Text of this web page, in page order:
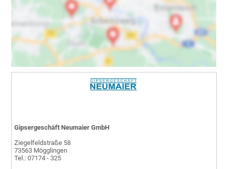
Gipsergeschäft Neumaier GmbH
Ziegelfeldstraße 58
73563 Mögglingen
Tel.: 07174 - 325